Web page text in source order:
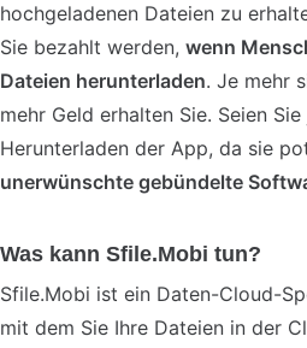
hochgeladenen Dateien zu
Sie bezahlt werden, wenn
Dateien herunterladen. Je mehr
mehr Geld erhalten Sie. Seien
Herunterladen der App, da sie
unerwünschte gebündelte
Was kann Sfile.Mobi tun?
Sfile.Mobi ist ein Daten-Cloud-
mit dem Sie Ihre Dateien in der